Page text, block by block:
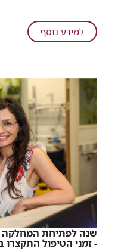
שאכלו
עוגיות
למידע נוסףעל
שני
ברמב"ם
לאחר
שאכלו
עוגיות
קנאביס
שנה לפתיחת המחלקה
- זמני הטיפול התקצרו